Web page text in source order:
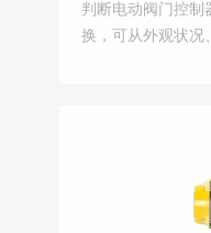
判断电动阀门控制
换，可从外观状况